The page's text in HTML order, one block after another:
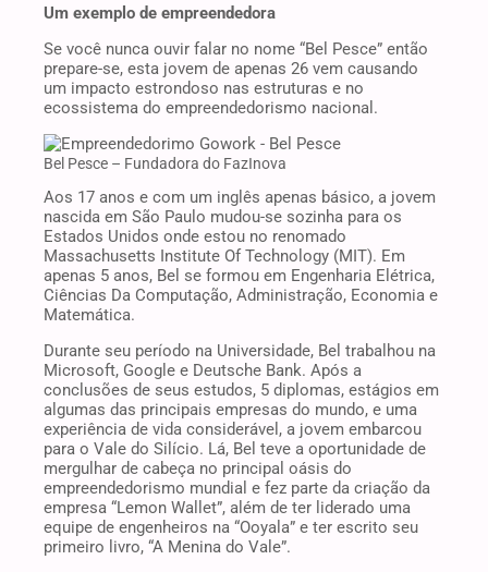
Um exemplo de empreendedora
Se você nunca ouvir falar no nome “Bel Pesce” então
prepare-se, esta jovem de apenas 26 vem causando
um impacto estrondoso nas estruturas e no
ecossistema do empreendedorismo nacional.
Bel Pesce – Fundadora do FazInova
Aos 17 anos e com um inglês apenas básico, a jovem
nascida em São Paulo mudou-se sozinha para os
Estados Unidos onde estou no renomado
Massachusetts Institute Of Technology (MIT). Em
apenas 5 anos, Bel se formou em Engenharia Elétrica,
Ciências Da Computação, Administração, Economia e
Matemática.
Durante seu período na Universidade, Bel trabalhou na
Microsoft, Google e Deutsche Bank. Após a
conclusões de seus estudos, 5 diplomas, estágios em
algumas das principais empresas do mundo, e uma
experiência de vida considerável, a jovem embarcou
para o Vale do Silício. Lá, Bel teve a oportunidade de
mergulhar de cabeça no principal oásis do
empreendedorismo mundial e fez parte da criação da
empresa “Lemon Wallet”, além de ter liderado uma
equipe de engenheiros na “Ooyala” e ter escrito seu
primeiro livro, “A Menina do Vale”.